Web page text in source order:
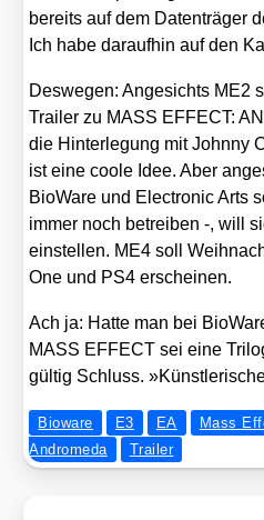
bereits auf dem Daten­trä­ger
Ich habe dar­auf­hin auf den
Des­we­gen: Ange­sichts ME2
Trai­ler zu MASS EFFECT:
die Hin­ter­le­gung mit John­ny
ist eine coo­le Idee. Aber
Bio­Wa­re und Elec­tro­nic Arts
immer noch betrei­ben -, will
ein­stel­len. ME4 soll
One und PS4 erschei­nen.
Ach ja: Hat­te man bei
MASS EFFECT sei eine
gül­tig Schluss.
Bioware E3 EA Mass
Andromeda
Trailer